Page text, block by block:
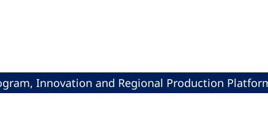
Innovation and Regional Production